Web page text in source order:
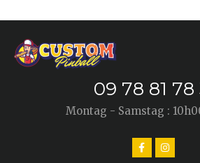
09 78 81 78
Montag - Samstag :